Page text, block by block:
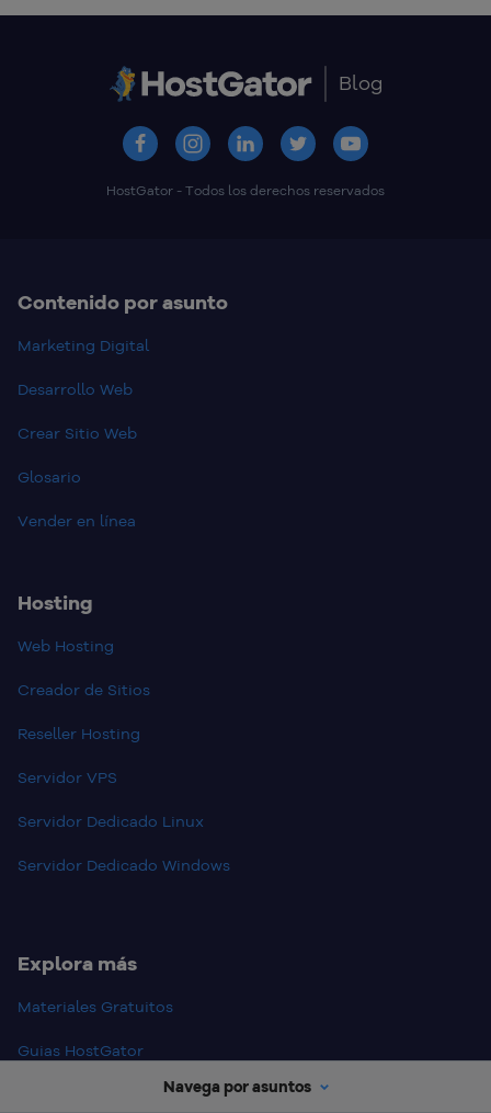
Navega por asuntos
Blog
HostGator - Todos los derechos reservados
Contenido por asunto
Marketing Digital
Desarrollo Web
Crear Sitio Web
Glosario
Vender en línea
Hosting
Web Hosting
Creador de Sitios
Reseller Hosting
Servidor VPS
Servidor Dedicado Linux
Servidor Dedicado Windows
Explora más
Materiales Gratuitos
Guias HostGator